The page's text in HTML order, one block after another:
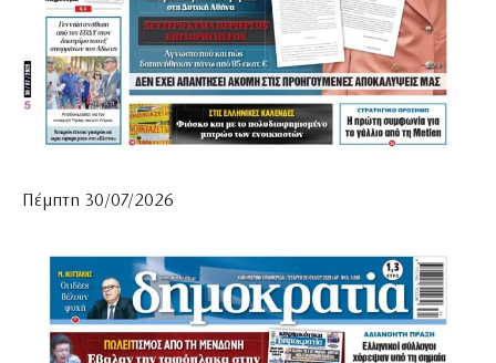
Πέμπτη 30/07/2026